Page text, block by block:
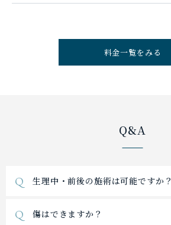
料金一覧をみる
Q&A
Q 生理中・前後の施術は可能ですか？
Q 傷はできますか？